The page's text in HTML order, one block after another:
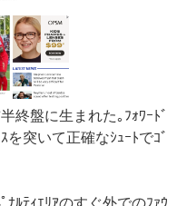
終盤に生まれた｡ﾌｫﾜｰﾄﾞ
を突いて正確なｼｭｰﾄでｺﾞ
ﾙﾃｨｴﾘｱのすぐ外でのﾌｧｳ